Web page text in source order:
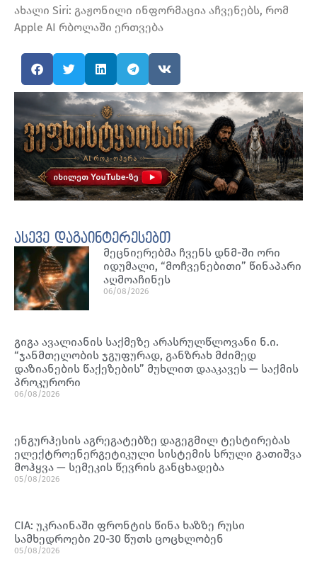
ახალი Siri: გაჟონილი ინფორმაცია აჩვენებს, რომ
Apple AI რბოლაში ერთვება
ასევე დაგაინტერესებთ
მეცნიერებმა ჩვენს დნმ-ში ორი
იდუმალი, “მოჩვენებითი” წინაპარი
აღმოაჩინეს
06/08/2026
გიგა ავალიანის საქმეზე არასრულწლოვანი ნ.ი.
“ჯანმთელობის ჯგუფურად, განზრახ მძიმედ
დაზიანების წაქეზების” მუხლით დააკავეს — საქმის
პროკურორი
06/08/2026
ენგურჰესის აგრეგატებზე დაგეგმილ ტესტირებას
ელექტროენერგეტიკული სისტემის სრული გათიშვა
მოჰყვა — სემეკის წევრის განცხადება
05/08/2026
CIA: უკრაინაში ფრონტის წინა ხაზზე რუსი
სამხედროები 20-30 წუთს ცოცხლობენ
05/08/2026